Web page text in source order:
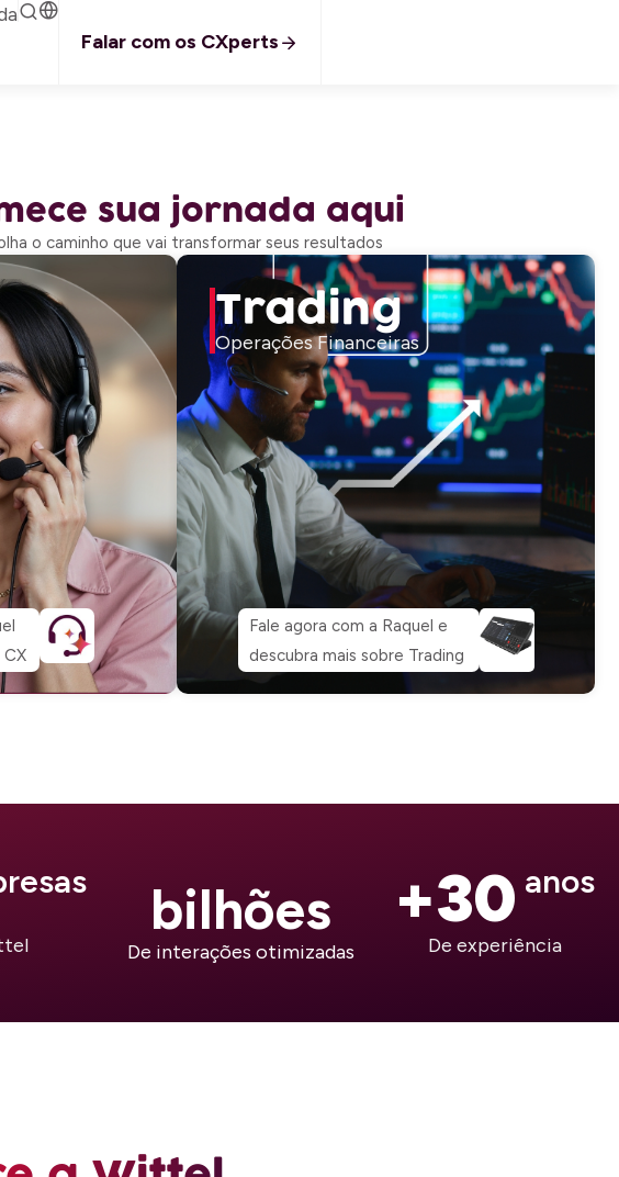
Falar com os CXperts
sua jornada aqui
o caminho que vai transformar seus resultados
Fale agora com a Raquel e
descubra mais sobre Trading
Trading
Operações Financeiras
bilhões
De interações otimizadas De experiência
+30 anos